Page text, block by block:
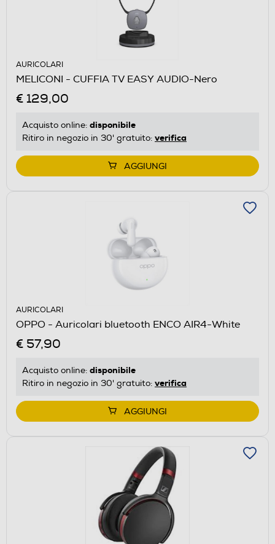
AURICOLARI
MELICONI - CUFFIA TV EASY AUDIO-Nero
€ 129,00
Acquisto online: disponibile
Ritiro in negozio in 30' gratuito: verifica
AGGIUNGI
AURICOLARI
OPPO - Auricolari bluetooth ENCO AIR4-White
€ 57,90
Acquisto online: disponibile
Ritiro in negozio in 30' gratuito: verifica
AGGIUNGI